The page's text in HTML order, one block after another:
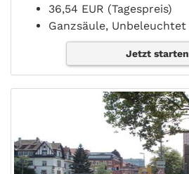
36,54 EUR (Tagespreis)
Ganzsäule, Unbeleuchtet
Jetzt starten